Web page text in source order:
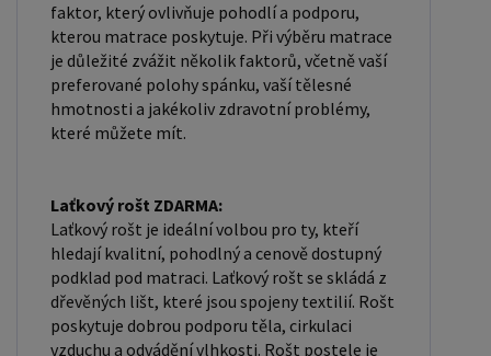
faktor, který ovlivňuje pohodlí a podporu,
kterou matrace poskytuje. Při výběru matrace
je důležité zvážit několik faktorů, včetně vaší
preferované polohy spánku, vaší tělesné
hmotnosti a jakékoliv zdravotní problémy,
které můžete mít.
Laťkový rošt ZDARMA:
Laťkový rošt je ideální volbou pro ty, kteří
hledají kvalitní, pohodlný a cenově dostupný
podklad pod matraci. Laťkový rošt se skládá z
dřevěných lišt, které jsou spojeny textilií. Rošt
poskytuje dobrou podporu těla, cirkulaci
vzduchu a odvádění vlhkosti. Rošt postele je